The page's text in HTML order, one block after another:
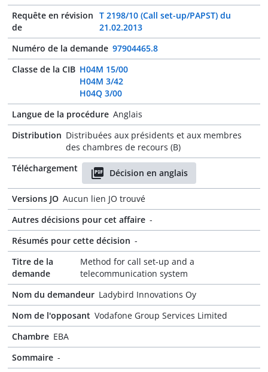
Requête en révision
de
T 2198/10 (Call set-up/PAPST) du
21.02.2013
Numéro de la demande 97904465.8
Classe de la CIB H04M 15/00
H04M 3/42
H04Q 3/00
Langue de la procédure Anglais
Distribution Distribuées aux présidents et aux membres
des chambres de recours (B)
Téléchargement
Décision en anglais
Versions JO Aucun lien JO trouvé
Autres décisions pour cet affaire -
Résumés pour cette décision -
Titre de la
demande
Method for call set-up and a
telecommunication system
Nom du demandeur Ladybird Innovations Oy
Nom de l'opposant Vodafone Group Services Limited
Chambre EBA
Sommaire -